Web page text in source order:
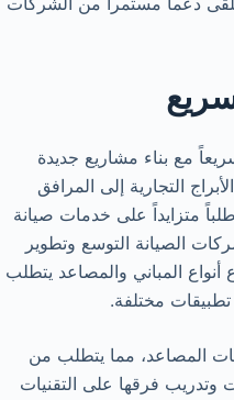
مع بناء مشاريع جديدة
التجارية إلى المرافق
طلباً متزايداً على خدمات صيانة
الصيانة التوسع وتطوير
أنواع المباني والمصاعد يتطلب
مختلفة.
المصاعد، مما يتطلب من
وتدريب فرقها على التقنيات